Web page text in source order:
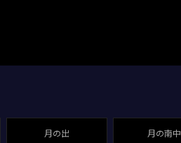
月の出 月の南中